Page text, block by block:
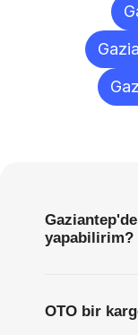
yapabilirim?
OTO bir